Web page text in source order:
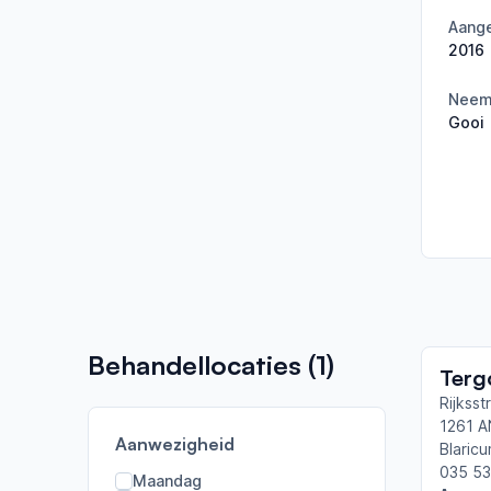
2016
Gooi
Behandellocaties (1)
Aanwezigheid
Maandag
1261
035